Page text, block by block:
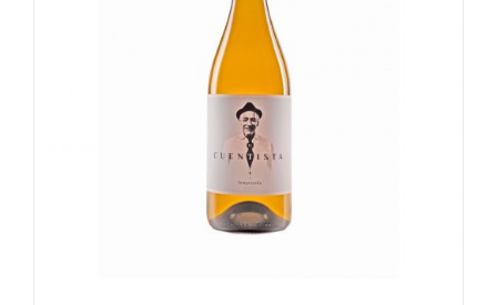
OPTIES SELECTEREN /